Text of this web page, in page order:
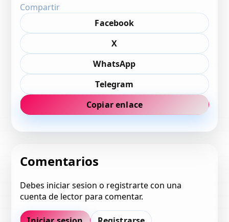
Compartir
Facebook
X
WhatsApp
Telegram
Copiar enlace
Comentarios
Debes iniciar sesion o registrarte con una
cuenta de lector para comentar.